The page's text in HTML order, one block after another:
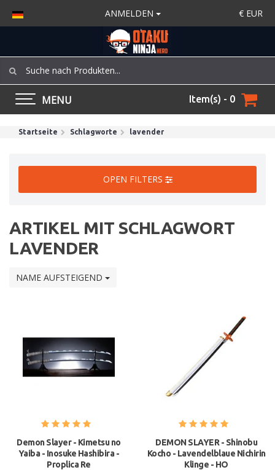
ANMELDEN € EUR
MENU Item(s) - 0
Startseite Schlagworte lavender
OPEN FILTERS
ARTIKEL MIT SCHLAGWORT
LAVENDER
NAME AUFSTEIGEND
Demon Slayer - Kimetsu no
Yaiba - Inosuke Hashibira -
Proplica Re
DEMON SLAYER - Shinobu
Kocho - Lavendelblaue Nichirin
Klinge - HO